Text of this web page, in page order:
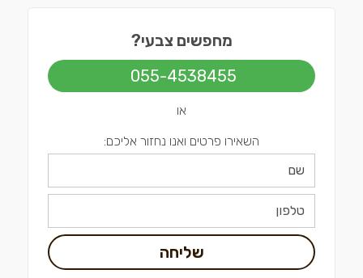
מחפשים צבעי?
055-4538455
או
השאירו פרטים ואנו נחזור אליכם:
שליחה